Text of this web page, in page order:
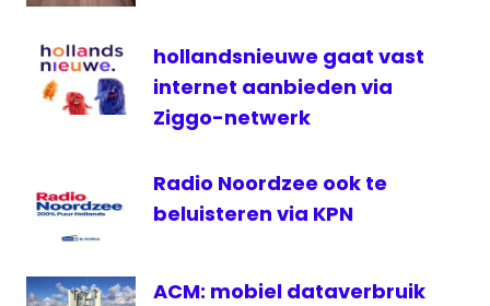
hollandsnieuwe gaat vast
internet aanbieden via
Ziggo-netwerk
Radio Noordzee ook te
beluisteren via KPN
ACM: mobiel dataverbruik